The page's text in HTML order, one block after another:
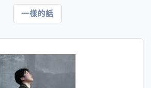
一樣的話